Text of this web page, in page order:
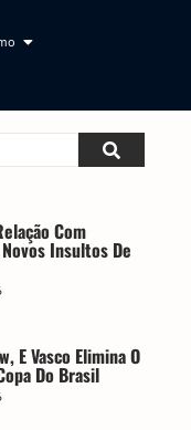
Com
Insultos De
E Vasco Elimina O
Do Brasil